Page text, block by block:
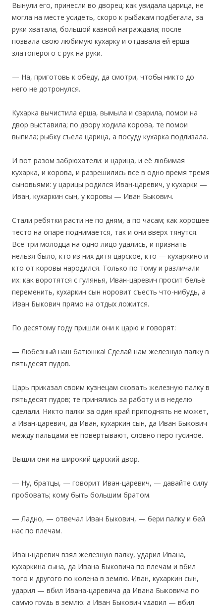
Вынули его, принесли во дворец; как увидала царица, не
могла на месте усидеть, скоро к рыбакам подбегала, за
руки хватала, большой казной награждала; после
позвала свою любимую кухарку и отдавала ей ерша
златопёрого с рук на руки.
— На, приготовь к обеду, да смотри, чтобы никто до
него не дотронулся.
Кухарка вычистила ерша, вымыла и сварила, помои на
двор выставила; по двору ходила корова, те помои
выпила; рыбку съела царица, а посуду кухарка подлизала.
И вот разом забрюхатели: и царица, и её любимая
кухарка, и корова, и разрешились все в одно время тремя
сыновьями: у царицы родился Иван-царевич, у кухарки —
Иван, кухаркин сын, у коровы — Иван Быкович.
Стали ребятки расти не по дням, а по часам; как хорошее
тесто на опаре поднимается, так и они вверх тянутся.
Все три молодца на одно лицо удались, и признать
нельзя было, кто из них дитя царское, кто — кухаркино и
кто от коровы народился. Только по тому и различали
их: как воротятся с гулянья, Иван-царевич просит бельё
переменить, кухаркин сын норовит съесть что-нибудь, а
Иван Быкович прямо на отдых ложится.
По десятому году пришли они к царю и говорят:
— Любезный наш батюшка! Сделай нам железную палку в
пятьдесят пудов.
Царь приказал своим кузнецам сковать железную палку в
пятьдесят пудов; те принялись за работу и в неделю
сделали. Никто палки за один край приподнять не может,
а Иван-царевич, да Иван, кухаркин сын, да Иван Быкович
между пальцами её повертывают, словно перо гусиное.
Вышли они на широкий царский двор.
— Ну, братцы, — говорит Иван-царевич, — давайте силу
пробовать; кому быть бoльшим братом.
— Ладно, — отвечал Иван Быкович, — бери палку и бей
нас по плечам.
Иван-царевич взял железную палку, ударил Ивана,
кухаркина сына, да Ивана Быковича по плечам и вбил
того и другого по колена в землю. Иван, кухаркин сын,
ударил — вбил Ивана-царевича да Ивана Быковича по
самую грудь в землю; а Иван Быкович ударил — вбил